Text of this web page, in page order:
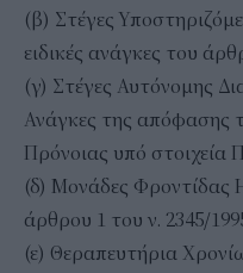
(β) Στέγες
ειδικές ανάγκες του
(γ) Στέγες Αυτόνομης
Ανάγκες της απόφασης
Πρόνοιας υπό στοιχεία
(δ) Μονάδες Φροντίδας
άρθρου 1 του ν. 2345/
(ε) Θεραπευτήρια